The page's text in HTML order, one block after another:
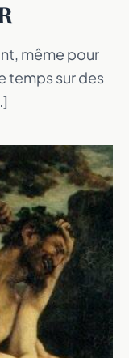
même pour
temps sur des